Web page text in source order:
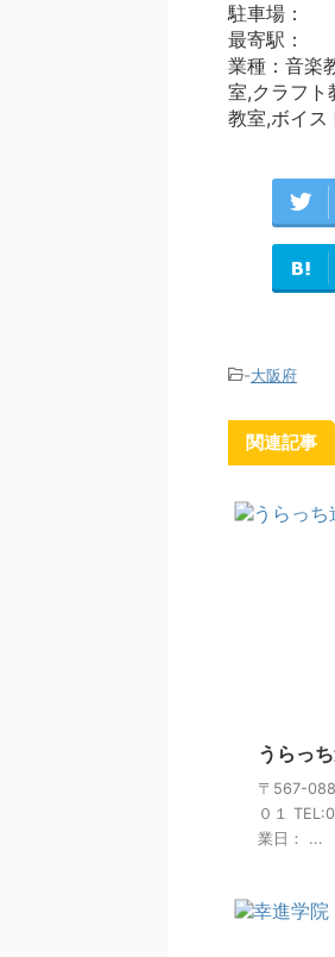
駐車場：
最寄駅：
業種：音楽
室,クラフト
教室,ボイス
-大阪府
関連記事
うらっ
〒567-
０１
業日： ...